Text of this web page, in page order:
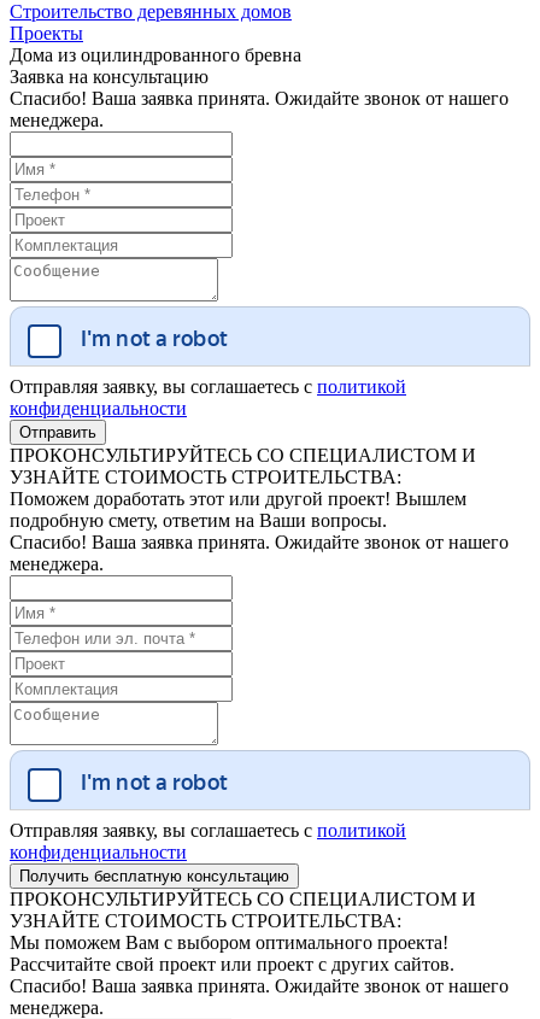
Строительство деревянных домов
Проекты
Дома из оцилиндрованного бревна
Заявка на консультацию
Спасибо! Ваша заявка принята. Ожидайте звонок от нашего
менеджера.
Отправляя заявку, вы соглашаетесь с политикой
конфиденциальности
ПРОКОНСУЛЬТИРУЙТЕСЬ СО СПЕЦИАЛИСТОМ И
УЗНАЙТЕ СТОИМОСТЬ СТРОИТЕЛЬСТВА:
Поможем доработать этот или другой проект! Вышлем
подробную смету, ответим на Ваши вопросы.
Спасибо! Ваша заявка принята. Ожидайте звонок от нашего
менеджера.
Отправляя заявку, вы соглашаетесь с политикой
конфиденциальности
ПРОКОНСУЛЬТИРУЙТЕСЬ СО СПЕЦИАЛИСТОМ И
УЗНАЙТЕ СТОИМОСТЬ СТРОИТЕЛЬСТВА:
Мы поможем Вам с выбором оптимального проекта!
Рассчитайте свой проект или проект с других сайтов.
Спасибо! Ваша заявка принята. Ожидайте звонок от нашего
менеджера.